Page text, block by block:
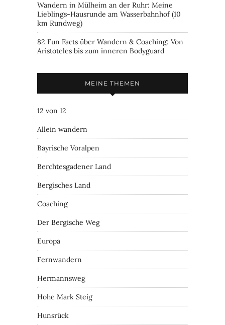
Wandern in Mülheim an der Ruhr: Meine
Lieblings-Hausrunde am Wasserbahnhof (10
km Rundweg)
82 Fun Facts über Wandern & Coaching: Von
Aristoteles bis zum inneren Bodyguard
MEINE THEMEN
12 von 12
Allein wandern
Bayrische Voralpen
Berchtesgadener Land
Bergisches Land
Coaching
Der Bergische Weg
Europa
Fernwandern
Hermannsweg
Hohe Mark Steig
Hunsrück